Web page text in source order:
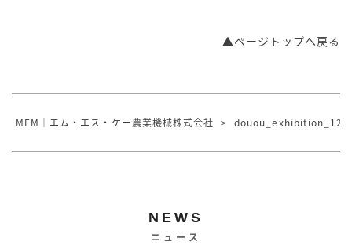
▲ページトップへ戻る
MFM｜エム・エス・ケー農業機械株式会社 >
NEWS
ニュース